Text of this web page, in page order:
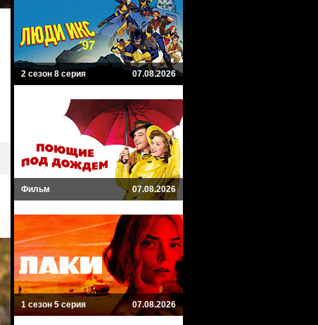
2 сезон 8 серия 07.08.2026
Фильм 07.08.2026
1 сезон 5 серия 07.08.2026